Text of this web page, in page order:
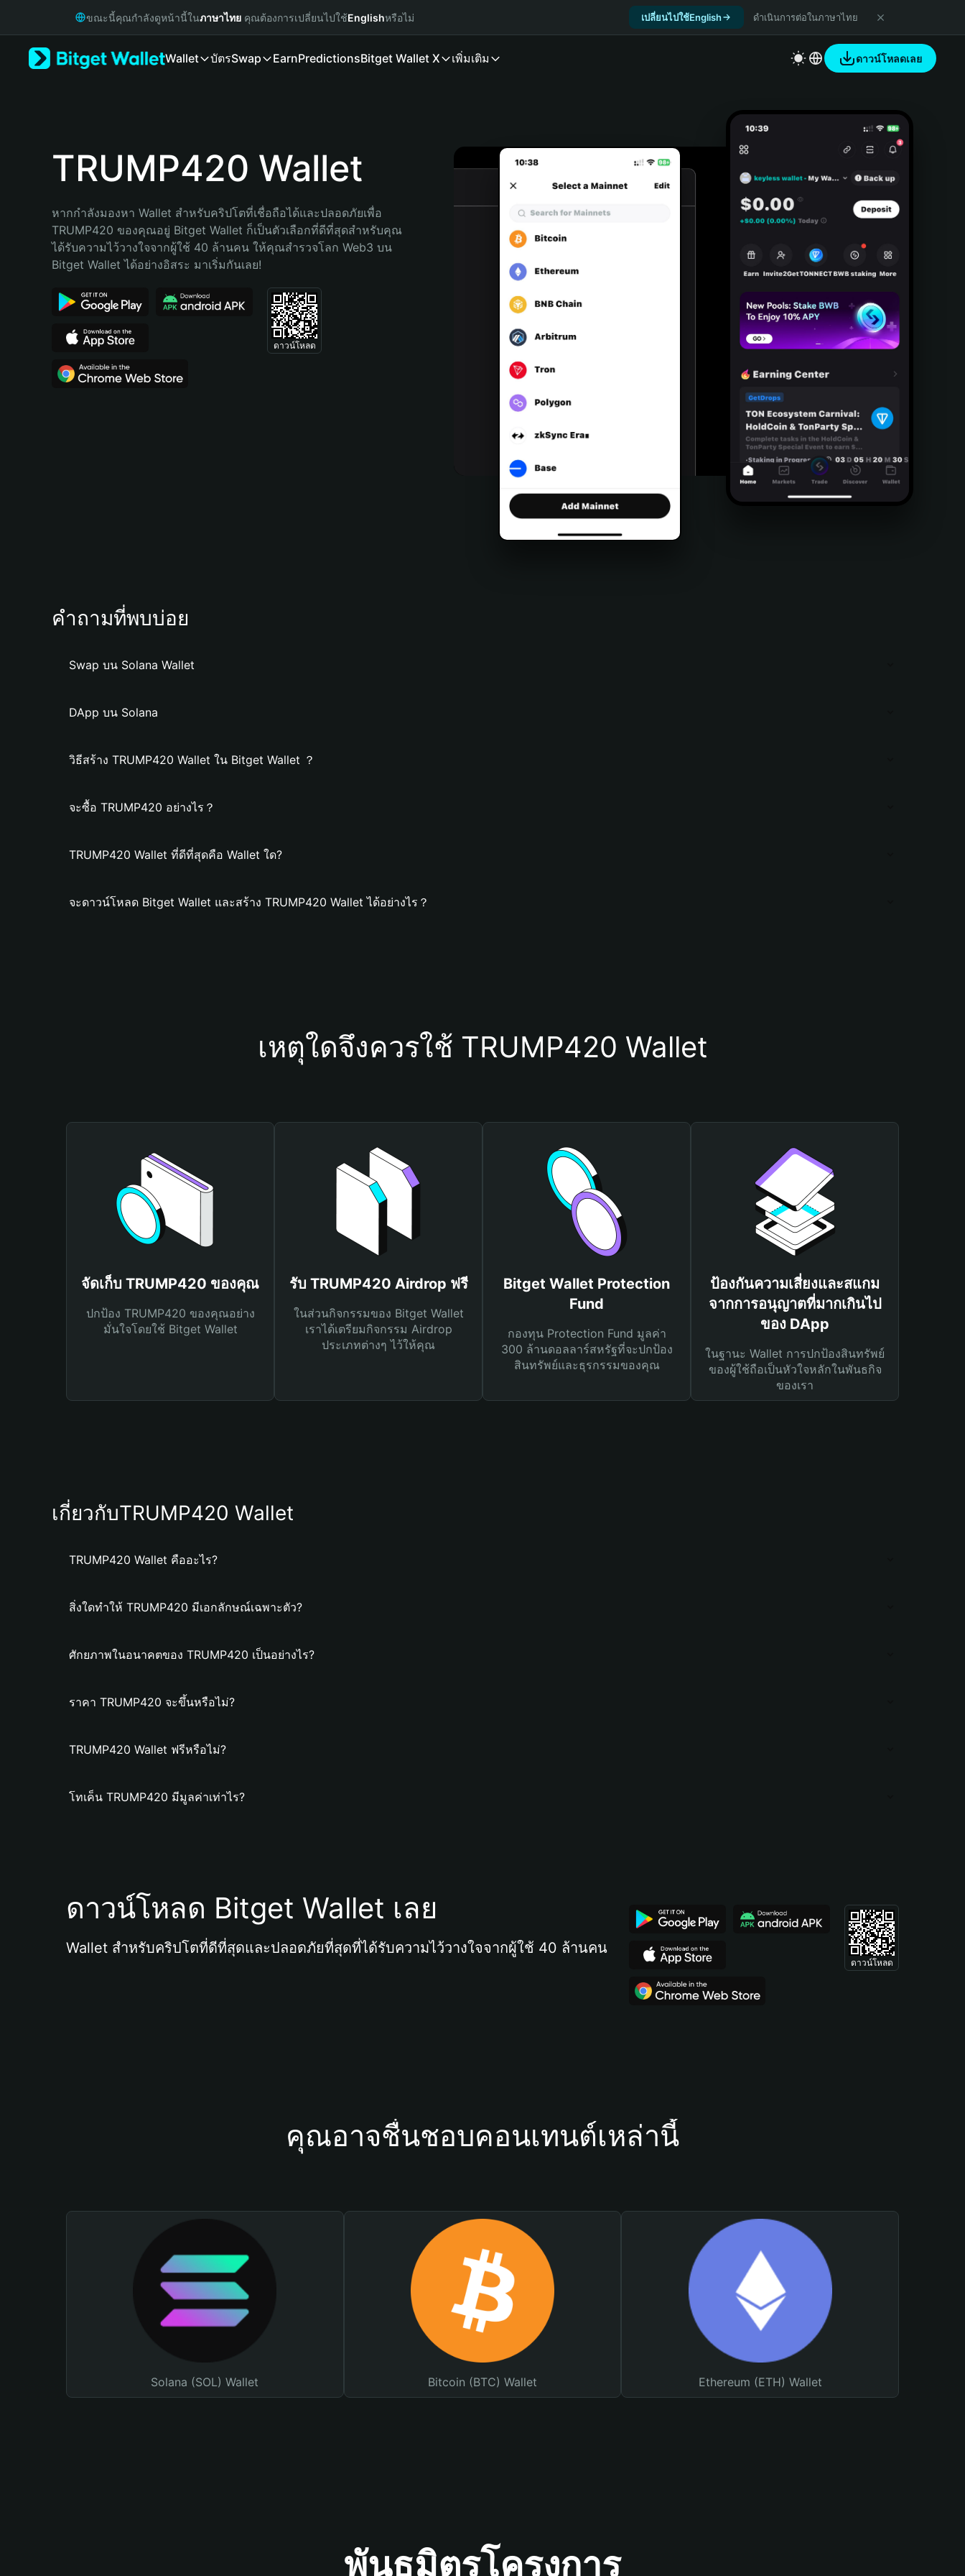
Русский
Bahasa Indonesia
Português (Brasil)
ขณะนี้คุณกำลังดูหน้านี้ในภาษาไทย คุณต้องการเปลี่ยนไปใช้Englishหรือไม่ เปลี่ยนไปใช้English ดำเนินการต่อในภาษาไทย
Wallet บัตรSwap EarnPredictionsBitget Wallet X เพิ่มเติม ดาวน์โหลดเลย
TRUMP420 Wallet
หากกำลังมองหา Wallet สำหรับคริปโตที่เชื่อถือได้และปลอดภัยเพื่อ
TRUMP420 ของคุณอยู่ Bitget Wallet ก็เป็นตัวเลือกที่ดีที่สุดสำหรับคุณ
ได้รับความไว้วางใจจากผู้ใช้ 40 ล้านคน ให้คุณสำรวจโลก Web3 บน
Bitget Wallet ได้อย่างอิสระ มาเริ่มกันเลย!
ดาวน์โหลด
คำถามที่พบบ่อย
Swap บน Solana Wallet
DApp บน Solana
วิธีสร้าง TRUMP420 Wallet ใน Bitget Wallet ？
จะซื้อ TRUMP420 อย่างไร？
TRUMP420 Wallet ที่ดีที่สุดคือ Wallet ใด?
จะดาวน์โหลด Bitget Wallet และสร้าง TRUMP420 Wallet ได้อย่างไร？
เหตุใดจึงควรใช้ TRUMP420 Wallet
จัดเก็บ TRUMP420 ของคุณ
ปกป้อง TRUMP420 ของคุณอย่าง
มั่นใจโดยใช้ Bitget Wallet
รับ TRUMP420 Airdrop ฟรี
ในส่วนกิจกรรมของ Bitget Wallet
เราได้เตรียมกิจกรรม Airdrop
ประเภทต่างๆ ไว้ให้คุณ
Bitget Wallet Protection
Fund
กองทุน Protection Fund มูลค่า
300 ล้านดอลลาร์สหรัฐที่จะปกป้อง
สินทรัพย์และธุรกรรมของคุณ
ป้องกันความเสี่ยงและสแกม
จากการอนุญาตที่มากเกินไป
ของ DApp
ในฐานะ Wallet การปกป้องสินทรัพย์
ของผู้ใช้ถือเป็นหัวใจหลักในพันธกิจ
ของเรา
เกี่ยวกับTRUMP420 Wallet
TRUMP420 Wallet คืออะไร?
สิ่งใดทำให้ TRUMP420 มีเอกลักษณ์เฉพาะตัว?
ศักยภาพในอนาคตของ TRUMP420 เป็นอย่างไร?
ราคา TRUMP420 จะขึ้นหรือไม่?
TRUMP420 Wallet ฟรีหรือไม่?
โทเค็น TRUMP420 มีมูลค่าเท่าไร?
ดาวน์โหลด Bitget Wallet เลย
Wallet สำหรับคริปโตที่ดีที่สุดและปลอดภัยที่สุดที่ได้รับความไว้วางใจจากผู้ใช้ 40 ล้านคน
ดาวน์โหลด
คุณอาจชื่นชอบคอนเทนต์เหล่านี้
Solana (SOL) Wallet Bitcoin (BTC) Wallet Ethereum (ETH) Wallet
พันธมิตรโครงการ